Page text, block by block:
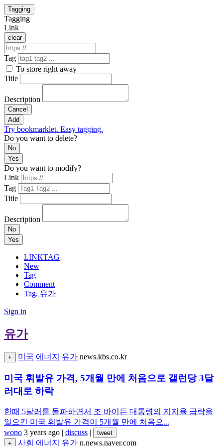
Tagging
Tagging
Link
clear
Tag
To store right away
Title
Description
Cancel
Add
Try bookmarklet. Easy tagging.
Do you want to delete?
No
Yes
Do you want to modify?
Link
Tag
Title
Description
No
Yes
LINKTAG
New
Tag
Comment
Tag, 유가
Sign in
유가
+ 미국 에너지 유가 news.kbs.co.kr
미국 휘발유 가격, 5개월 만에 처음으로 갤런당 3달
러대로 하락
한때 5달러를 돌파하면서 조 바이든 대통령의 지지율 급락을
일으킨 미국 휘발유 가격이 5개월 만에 처음으...
wono 3 years ago | discuss |
tweet
+
사회 에너지 유가 n.news.naver.com